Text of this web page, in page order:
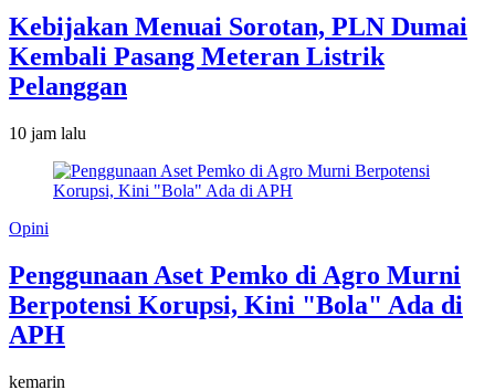
Kebijakan Menuai Sorotan, PLN Dumai
Kembali Pasang Meteran Listrik
Pelanggan
10 jam lalu
Opini
Penggunaan Aset Pemko di Agro Murni
Berpotensi Korupsi, Kini "Bola" Ada di
APH
kemarin